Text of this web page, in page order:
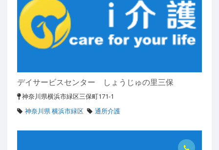
デイサービスセンター しょうじゅの里三保
神奈川県横浜市緑区三保町171-1
神奈川県 横浜市緑区
通所介護